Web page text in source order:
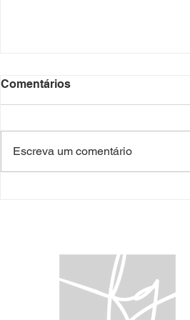
Comentários
Escreva um comentário